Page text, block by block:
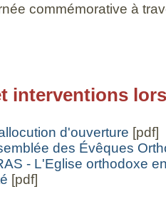
commémorative à
interventions
d'ouverture [pdf]
des Évêques
- L'Eglise orthodoxe
[pdf]